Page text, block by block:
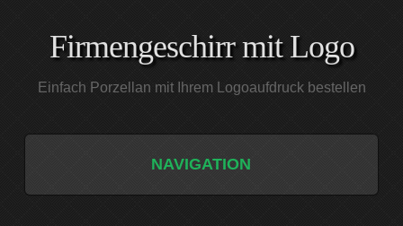
Firmengeschirr mit Logo
Einfach Porzellan mit Ihrem Logoaufdruck bestellen
NAVIGATION